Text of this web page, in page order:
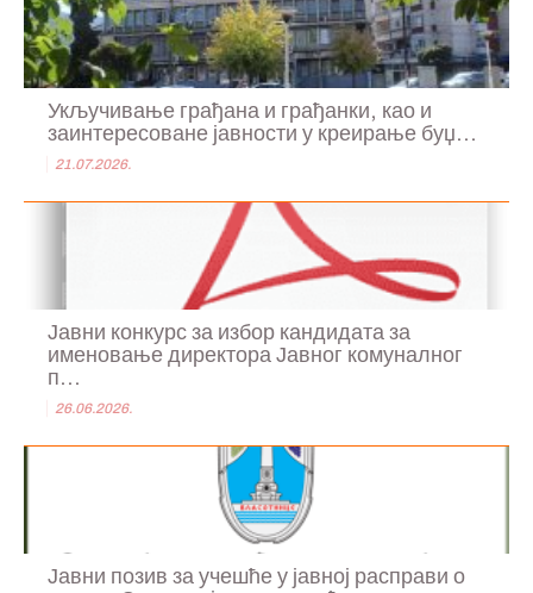
Укључивање грађана и грађанки, као и
заинтересоване јавности у креирање буџ...
21.07.2026.
Јавни конкурс за избор кандидата за
именовање директора Јавног комуналног
п...
26.06.2026.
Јавни позив за учешће у јавној расправи о